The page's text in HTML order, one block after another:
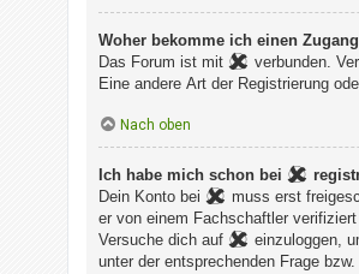
Woher bekomme ich einen
Das Forum ist mit
verbunden.
Eine andere Art der Registrierung
Nach oben
Ich habe mich schon bei
Dein Konto bei
muss erst
er von einem Fachschaftler
Versuche dich auf
einzuloggen,
unter der entsprechenden Frage